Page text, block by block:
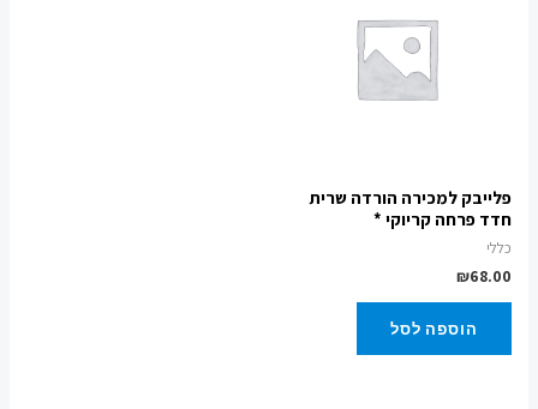
פלייבק למכירה הורדה שרית
חדד פרחה קריוקי *
כללי
₪68.00
הוספה לסל